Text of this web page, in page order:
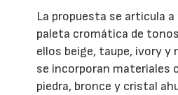
La propuesta se articula
paleta cromática de
ellos beige, taupe, ivory y
se incorporan materiales
piedra, bronce y cristal